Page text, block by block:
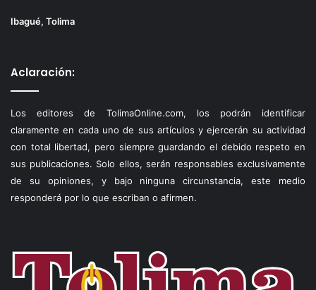
Ibagué, Tolima
Aclaración:
Los editores de TolimaOnline.com, los podrán identificar
claramente en cada uno de sus artículos y ejercerán su actividad
con total libertad, pero siempre guardando el debido respeto en
sus publicaciones. Solo ellos, serán responsables exclusivamente
de su opiniones, y bajo ninguna circunstancia, este medio
responderá por lo que escriban o afirmen.